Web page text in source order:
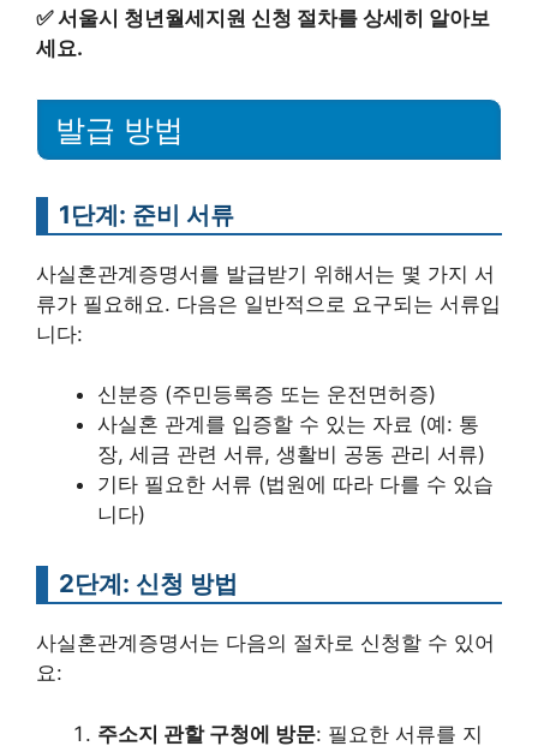
✅서울시 청년월세지원 신청 절차를 상세히 알아보
세요.
발급 방법
1단계: 준비 서류
사실혼관계증명서를 발급받기 위해서는 몇 가지 서
류가 필요해요. 다음은 일반적으로 요구되는 서류입
니다:
신분증 (주민등록증 또는 운전면허증)
사실혼 관계를 입증할 수 있는 자료 (예: 통
장, 세금 관련 서류, 생활비 공동 관리 서류)
기타 필요한 서류 (법원에 따라 다를 수 있습
니다)
2단계: 신청 방법
사실혼관계증명서는 다음의 절차로 신청할 수 있어
요:
주소지 관할 구청에 방문: 필요한 서류를 지